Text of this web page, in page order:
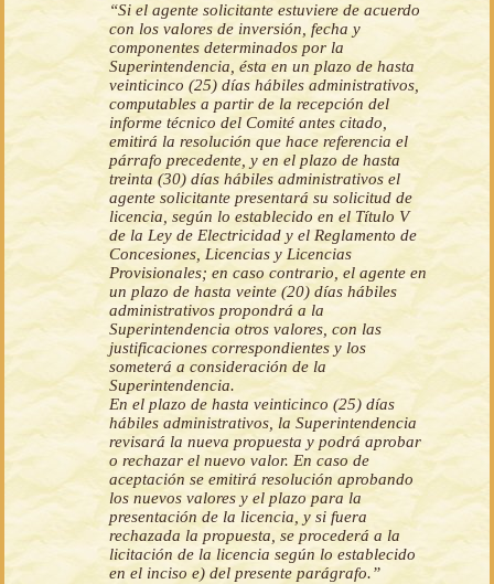
“Si el agente solicitante estuviere de acuerdo
con los valores de inversión, fecha y
componentes determinados por la
Superintendencia, ésta en un plazo de hasta
veinticinco (25) días hábiles administrativos,
computables a partir de la recepción del
informe técnico del Comité antes citado,
emitirá la resolución que hace referencia el
párrafo precedente, y en el plazo de hasta
treinta (30) días hábiles administrativos el
agente solicitante presentará su solicitud de
licencia, según lo establecido en el Título V
de la Ley de Electricidad y el Reglamento de
Concesiones, Licencias y Licencias
Provisionales; en caso contrario, el agente en
un plazo de hasta veinte (20) días hábiles
administrativos propondrá a la
Superintendencia otros valores, con las
justificaciones correspondientes y los
someterá a consideración de la
Superintendencia.
En el plazo de hasta veinticinco (25) días
hábiles administrativos, la Superintendencia
revisará la nueva propuesta y podrá aprobar
o rechazar el nuevo valor. En caso de
aceptación se emitirá resolución aprobando
los nuevos valores y el plazo para la
presentación de la licencia, y si fuera
rechazada la propuesta, se procederá a la
licitación de la licencia según lo establecido
en el inciso e) del presente parágrafo.”